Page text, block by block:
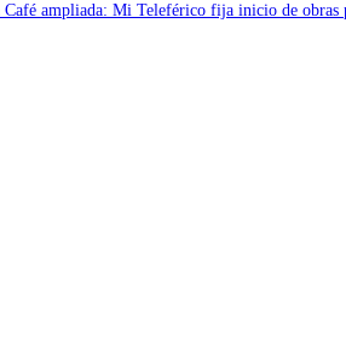
Café ampliada: Mi Teleférico fija inicio de obras